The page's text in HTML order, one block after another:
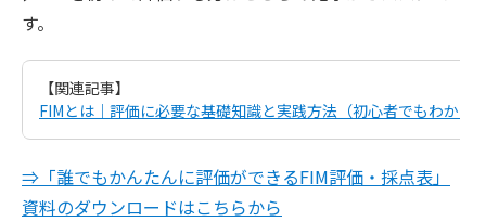
す。
【関連記事】
FIMとは｜評価に必要な基礎知識と実践方法（初心者でもわかる
⇒「誰でもかんたんに評価ができるFIM評価・採点表」
資料のダウンロードはこちらから